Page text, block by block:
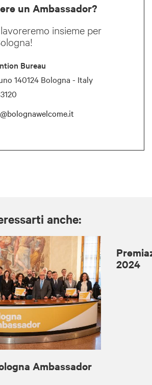
un Ambassador?
insieme per
Bureau
140124 Bologna - Italy
anche:
Ambassador
2024